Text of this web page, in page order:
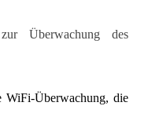
Überwachung des
WiFi-Überwachung, die